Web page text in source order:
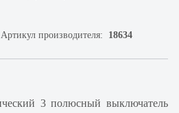
Артикул производителя: 18634